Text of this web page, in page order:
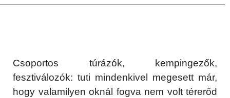
Csoportos túrázók, kempingezők,
fesztiválozók: tuti mindenkivel megesett már,
hogy valamilyen oknál fogva nem volt térerőd